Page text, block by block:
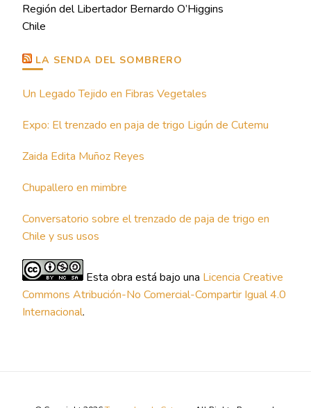
Región del Libertador Bernardo O’Higgins
Chile
LA SENDA DEL SOMBRERO
Un Legado Tejido en Fibras Vegetales
Expo: El trenzado en paja de trigo Ligún de Cutemu
Zaida Edita Muñoz Reyes
Chupallero en mimbre
Conversatorio sobre el trenzado de paja de trigo en
Chile y sus usos
Esta obra está bajo una Licencia Creative
Commons Atribución-No Comercial-Compartir Igual 4.0
Internacional.